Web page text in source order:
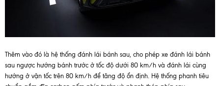
Thêm vào đó là hệ thống đánh lái bánh sau, cho phép xe đánh lái bánh
sau ngược hướng bánh trước ở tốc độ dưới 80 km/h và đánh lái cùng
hướng ở vận tốc trên 80 km/h để tăng độ ổn định. Hệ thống phanh tiêu